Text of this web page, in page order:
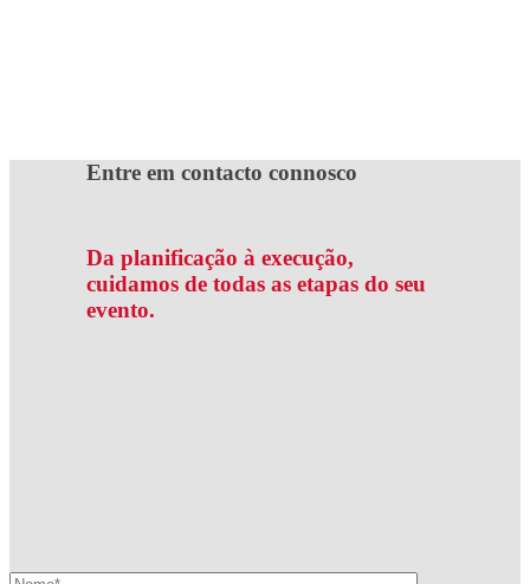
Entre em contacto connosco
Da planificação à execução,
cuidamos de todas as etapas do seu
evento.